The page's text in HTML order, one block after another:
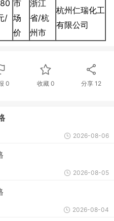
/
市
场
价
浙江
省/杭
州市
杭州仁瑞化工
有限公司
0 收藏 0 分享12
2026-08-06
2026-08-05
2026-08-04